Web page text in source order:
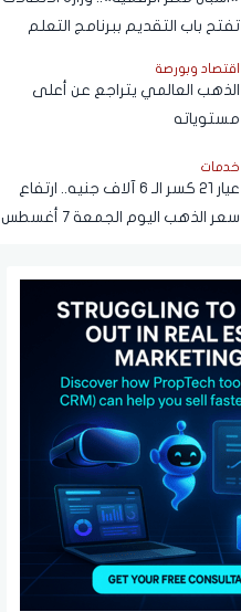
تفتح باب التقديم ببرنامج التعلم
اقتصاد وبورصة
الذهب العالمي يتراجع عن أعلى
مستوياته
خدمات
عيار 21 كسر الـ 6 آلاف جنيه.. ارتفاع
سعر الذهب اليوم الجمعة 7 أغسطس